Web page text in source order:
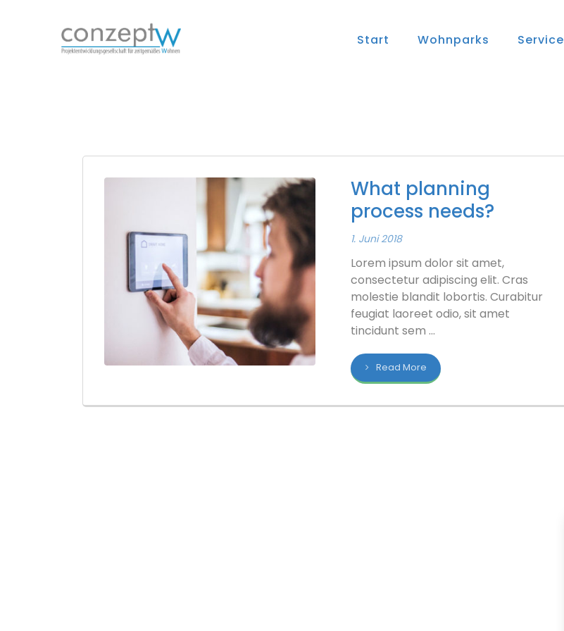
Start Wohnparks Service
What planning
process needs?
1. Juni 2018
Lorem ipsum dolor sit amet,
consectetur adipiscing elit. Cras
molestie blandit lobortis. Curabitur
feugiat laoreet odio, sit amet
tincidunt sem ...
Read More